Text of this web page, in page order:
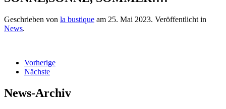
Geschrieben von la bustique am 25. Mai 2023. Veröffentlicht in
News.
Vorherige
Nächste
News-Archiv